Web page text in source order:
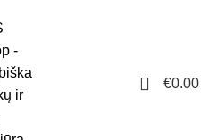
0 €0.00